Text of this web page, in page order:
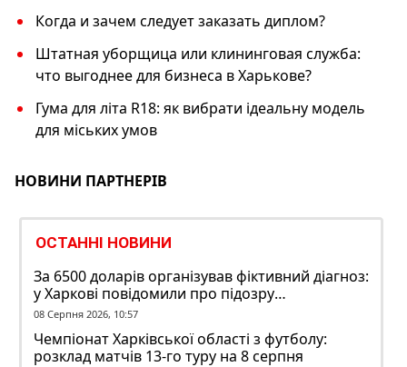
Когда и зачем следует заказать диплом?
Штатная уборщица или клининговая служба:
что выгоднее для бизнеса в Харькове?
Гума для літа R18: як вибрати ідеальну модель
для міських умов
НОВИНИ ПАРТНЕРІВ
ОСТАННІ НОВИНИ
За 6500 доларів організував фіктивний діагноз:
у Харкові повідомили про підозру
ексзавідувачу психлікарні
08 Серпня 2026, 10:57
Чемпіонат Харківської області з футболу:
розклад матчів 13-го туру на 8 серпня